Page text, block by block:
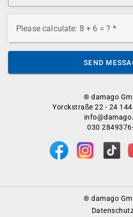
® damago
Yorckstraße 22 - 24
030
Please calculate: 8 + 6 = ?
SEND
® damago